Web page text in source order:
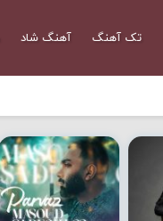
تک آهنگ آهنگ شاد